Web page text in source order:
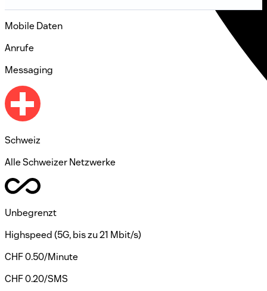
Mobile Daten
Anrufe
Messaging
Schweiz
Alle Schweizer Netzwerke
Unbegrenzt
Highspeed (5G, bis zu 21 Mbit/s)
CHF 0.50/Minute
CHF 0.20/SMS